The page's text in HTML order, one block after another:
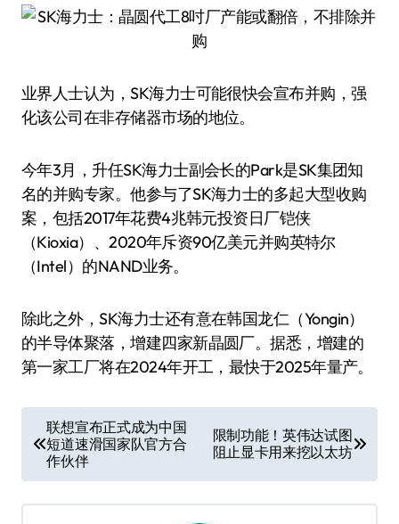
业界人士认为，SK海力士可能很快会宣布并购，强
化该公司在非存储器市场的地位。
今年3月，升任SK海力士副会长的Park是SK集团知
名的并购专家。他参与了SK海力士的多起大型收购
案，包括2017年花费4兆韩元投资日厂铠侠
（Kioxia）、2020年斥资90亿美元并购英特尔
（Intel）的NAND业务。
除此之外，SK海力士还有意在韩国龙仁（Yongin）
的半导体聚落，增建四家新晶圆厂。据悉，增建的
第一家工厂将在2024年开工，最快于2025年量产。
章
导
航
联想宣布正式成为中国
短道速滑国家队官方合
作伙伴
限制功能！英伟达试图
阻止显卡用来挖以太坊